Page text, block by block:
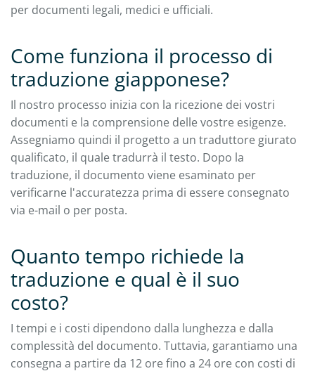
per documenti legali, medici e ufficiali.
Come funziona il processo di
traduzione giapponese?
Il nostro processo inizia con la ricezione dei vostri
documenti e la comprensione delle vostre esigenze.
Assegniamo quindi il progetto a un traduttore giurato
qualificato, il quale tradurrà il testo. Dopo la
traduzione, il documento viene esaminato per
verificarne l'accuratezza prima di essere consegnato
via e-mail o per posta.
Quanto tempo richiede la
traduzione e qual è il suo
costo?
I tempi e i costi dipendono dalla lunghezza e dalla
complessità del documento. Tuttavia, garantiamo una
consegna a partire da 12 ore fino a 24 ore con costi di